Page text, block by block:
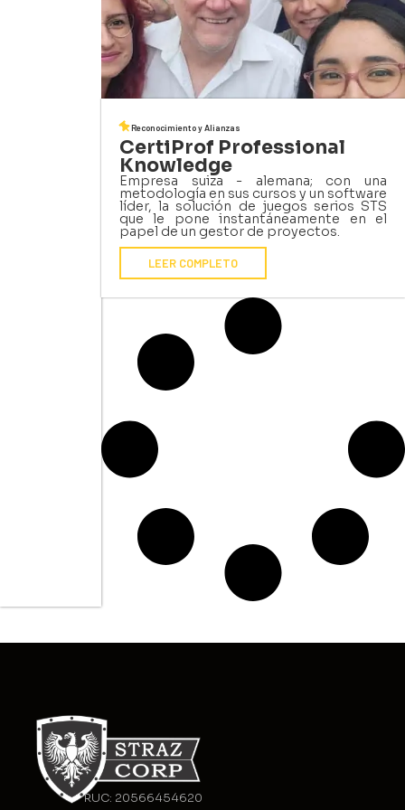
Reconocimiento y Alianzas
CertiProf Professional
Knowledge
Empresa suiza - alemana; con una
metodología en sus cursos y un software
líder, la solución de juegos serios STS
que le pone instantáneamente en el
papel de un gestor de proyectos.
LEER COMPLETO
RUC: 20566454620